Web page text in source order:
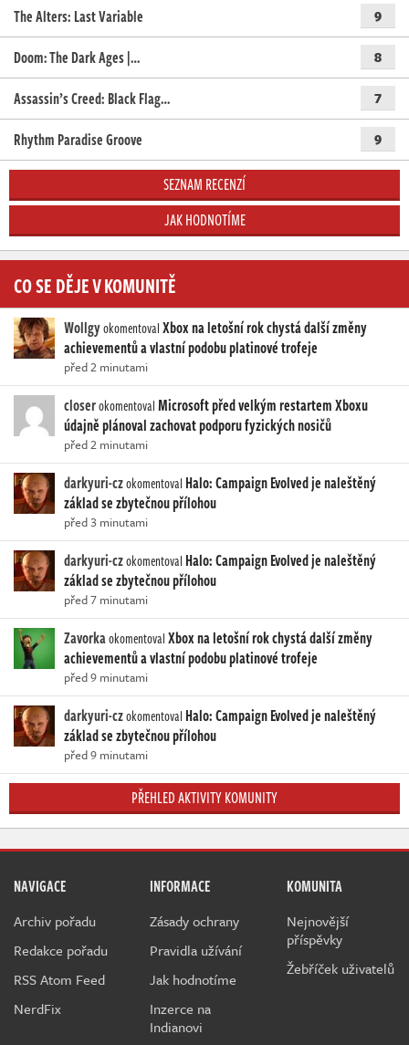
The Alters: Last Variable 9
Doom: The Dark Ages |… 8
Assassin’s Creed: Black Flag… 7
Rhythm Paradise Groove 9
SEZNAM RECENZÍ
JAK HODNOTÍME
CO SE DĚJE V KOMUNITĚ
WollgyokomentovalXbox na letošní rok chystá další změny
achievementů a vlastní podobu platinové trofeje
před 2 minutami
closerokomentovalMicrosoft před velkým restartem Xboxu
údajně plánoval zachovat podporu fyzických nosičů
před 2 minutami
darkyuri-czokomentoval Halo: Campaign Evolved je naleštěný
základ se zbytečnou přílohou
před 3 minutami
darkyuri-czokomentoval Halo: Campaign Evolved je naleštěný
základ se zbytečnou přílohou
před 7 minutami
ZavorkaokomentovalXbox na letošní rok chystá další změny
achievementů a vlastní podobu platinové trofeje
před 9 minutami
darkyuri-czokomentoval Halo: Campaign Evolved je naleštěný
základ se zbytečnou přílohou
před 9 minutami
PŘEHLED AKTIVITY KOMUNITY
NAVIGACE
Archiv pořadu
Redakce pořadu
RSS Atom Feed
NerdFix
INFORMACE
Zásady ochrany
Pravidla užívání
Jak hodnotíme
Inzerce na
Indianovi
KOMUNITA
Nejnovější
příspěvky
Žebříček uživatelů